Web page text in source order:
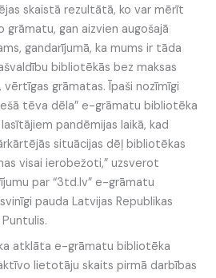
skaistā rezultātā, ko var mērīt
gan aizvien augošajā
gandarījumā, ka mums ir tāda
bibliotēkās bez maksas
grāmatas. Īpaši nozīmīgi
tēva dēla” e-grāmatu bibliotēka
pandēmijas laikā, kad
situācijas dēļ bibliotēkas
visai ierobežoti,” uzsverot
par “3td.lv” e-grāmatu
pauda Latvijas Republikas
atklāta e-grāmatu bibliotēka
lietotāju skaits pirmā darbības